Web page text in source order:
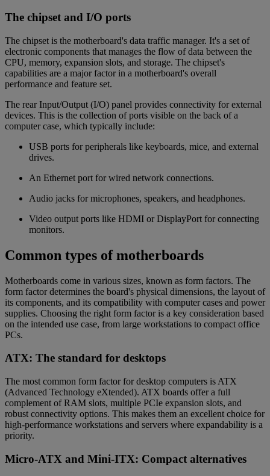
The chipset and I/O ports
The chipset is the motherboard's data traffic manager. It's a set of
electronic components that manages the flow of data between the
CPU, memory, expansion slots, and storage. The chipset's
capabilities are a major factor in a motherboard's overall
performance and feature set.
The rear Input/Output (I/O) panel provides connectivity for external
devices. This is the collection of ports visible on the back of a
computer case, which typically include:
USB ports for peripherals like keyboards, mice, and external
drives.
An Ethernet port for wired network connections.
Audio jacks for microphones, speakers, and headphones.
Video output ports like HDMI or DisplayPort for connecting
monitors.
Common types of motherboards
Motherboards come in various sizes, known as form factors. The
form factor determines the board's physical dimensions, the layout of
its components, and its compatibility with computer cases and power
supplies. Choosing the right form factor is a key consideration based
on the intended use case, from large workstations to compact office
PCs.
ATX: The standard for desktops
The most common form factor for desktop computers is ATX
(Advanced Technology eXtended). ATX boards offer a full
complement of RAM slots, multiple PCIe expansion slots, and
robust connectivity options. This makes them an excellent choice for
high-performance workstations and servers where expandability is a
priority.
Micro-ATX and Mini-ITX: Compact alternatives